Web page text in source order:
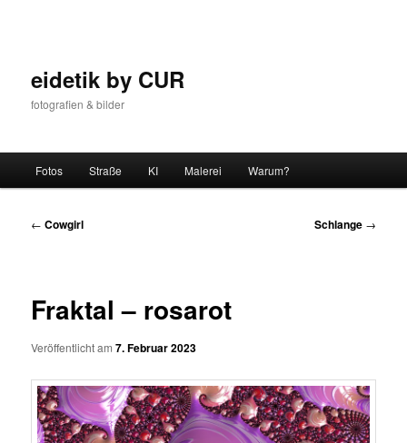
eidetik by CUR
fotografien & bilder
Fotos Straße KI Malerei Warum?
Beitrags-
← Cowgirl Schlange →
Fraktal – rosarot
Veröffentlicht am7. Februar 2023